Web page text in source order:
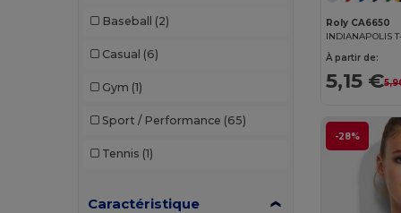
Baseball (2)
Casual (6)
Gym (1)
Sport / Performance (65)
Tennis (1)
Caractéristique
Roly CA6650
À partir de:
5,15 €
-28%